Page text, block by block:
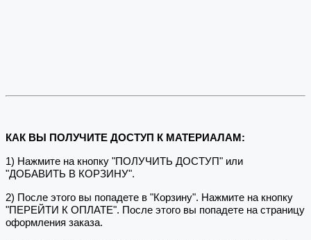
КАК ВЫ ПОЛУЧИТЕ ДОСТУП К МАТЕРИАЛАМ:
1) Нажмите на кнопку "ПОЛУЧИТЬ ДОСТУП" или
"ДОБАВИТЬ В КОРЗИНУ".
2) После этого вы попадете в "Корзину". Нажмите на кнопку
"ПЕРЕЙТИ К ОПЛАТЕ". После этого вы попадете на страницу
оформления заказа.